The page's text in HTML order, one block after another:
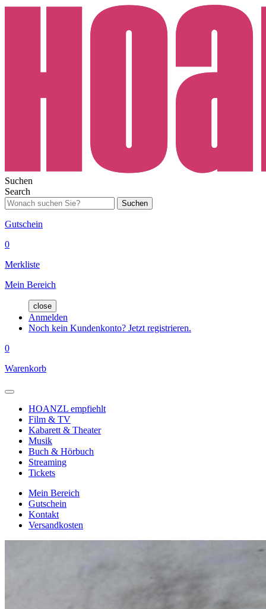
Suchen
Search
Suchen
Gutschein
0
Merkliste
Mein Bereich
close
Anmelden
Noch kein Kundenkonto? Jetzt registrieren.
0
Warenkorb
HOANZL empfiehlt
Film & TV
Kabarett & Theater
Musik
Buch & Hörbuch
Streaming
Tickets
Mein Bereich
Gutschein
Kontakt
Versandkosten